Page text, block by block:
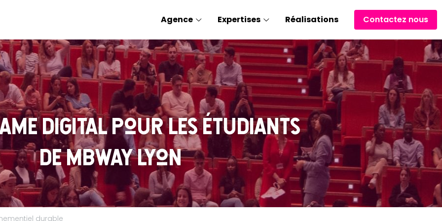
Agence Expertises Réalisations Contactez nous
digital pour les étudiants
de MBway Lyon
durable